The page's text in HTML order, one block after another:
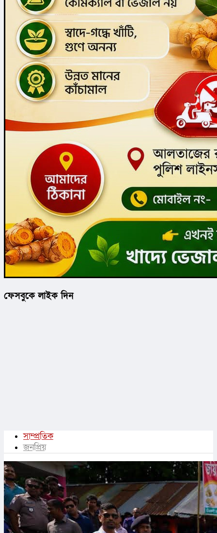
ফেসবুকে লাইক দিন
সাম্প্রতিক
জনপ্রিয়